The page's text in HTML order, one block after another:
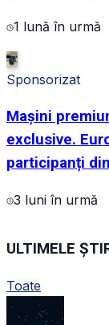
1 lună în urmă
Sponsorizat
Mașini
exclusive.
participanți
3 luni în urmă
ULTIMELE
Toate